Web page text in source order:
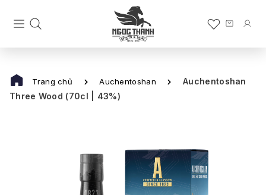
Trang chủ Auchentoshan
Auchentoshan
Three Wood (70cl | 43%)